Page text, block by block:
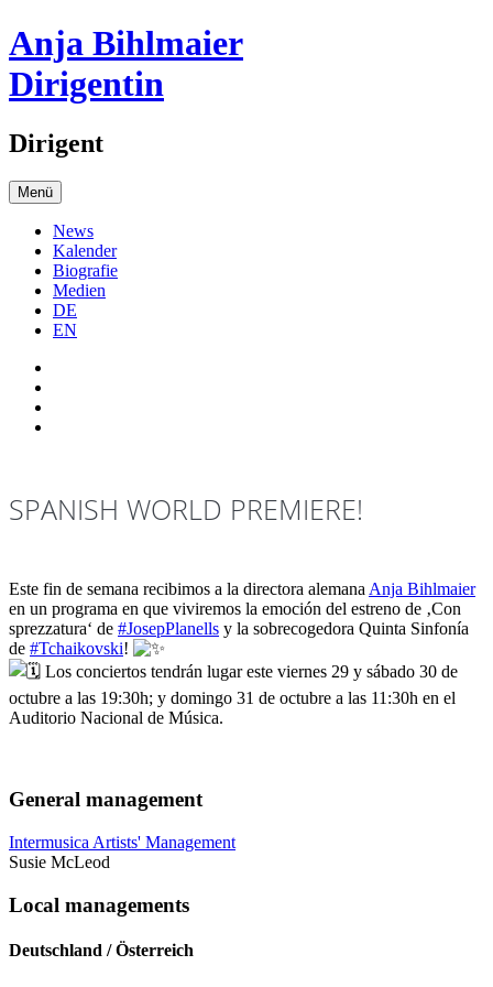
Anja Bihlmaier
Dirigentin
Dirigent
Menü
News
Kalender
Biografie
Medien
DE
EN
SPANISH WORLD PREMIERE!
Este fin de semana recibimos a la directora alemana Anja Bihlmaier
en un programa en que viviremos la emoción del estreno de ‚Con
sprezzatura‘ de #JosepPlanells y la sobrecogedora Quinta Sinfonía
de #Tchaikovski!
Los conciertos tendrán lugar este viernes 29 y sábado 30 de
octubre a las 19:30h; y domingo 31 de octubre a las 11:30​​​​h en el
Auditorio Nacional de Música.
General management
Intermusica Artists' Management
Susie McLeod
Local managements
Deutschland / Österreich